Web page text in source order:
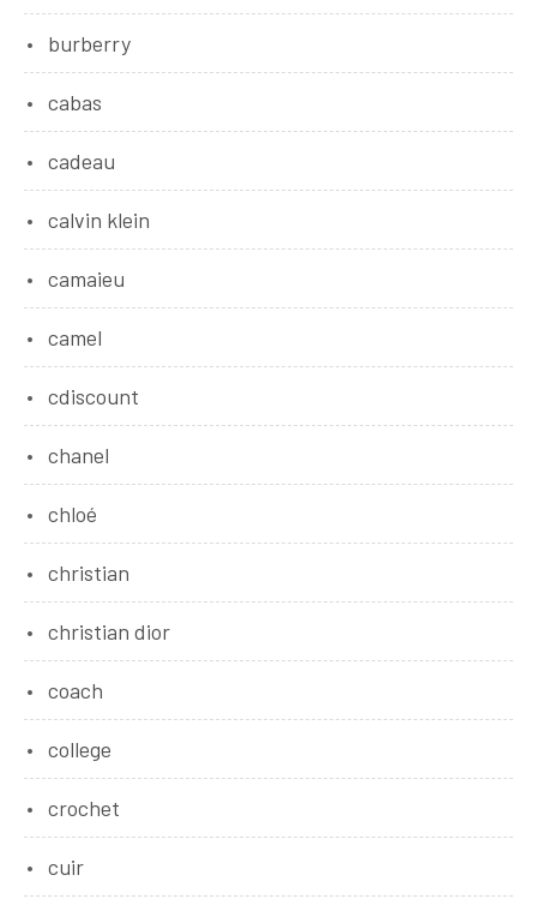
burberry
cabas
cadeau
calvin klein
camaieu
camel
cdiscount
chanel
chloé
christian
christian dior
coach
college
crochet
cuir